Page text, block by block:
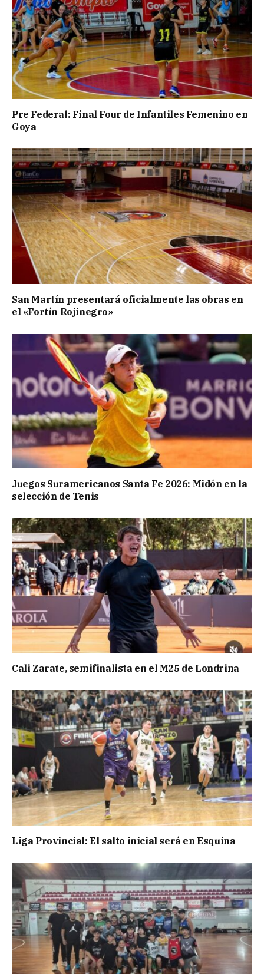
Pre Federal: Final Four de Infantiles Femenino en
Goya
San Martín presentará oficialmente las obras en
el «Fortín Rojinegro»
Juegos Suramericanos Santa Fe 2026: Midón en la
selección de Tenis
Cali Zarate, semifinalista en el M25 de Londrina
Liga Provincial: El salto inicial será en Esquina